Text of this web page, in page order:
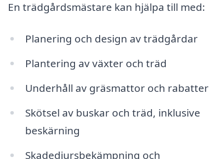
En trädgårdsmästare kan hjälpa till med:
Planering och design av trädgårdar
Plantering av växter och träd
Underhåll av gräsmattor och rabatter
Skötsel av buskar och träd, inklusive
beskärning
Skadedjursbekämpning och